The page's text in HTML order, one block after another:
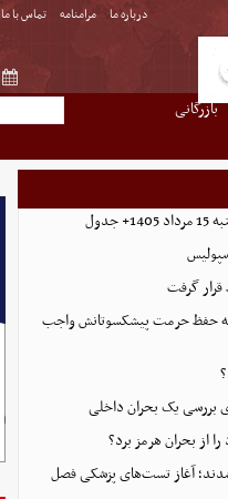
درباره ما مرامنامه تماس با ما
بازرگانی
قرار گرفت
که حفظ حرمت پیشکسوتانش واجب
بررسی یک بحران داخلی
از بحران هرمز برد؟
آغاز تست‌های پزشکی فصل